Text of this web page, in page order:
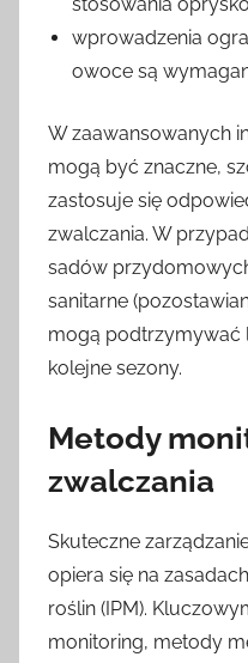
wprowadzenia
owoce są
W zaawansowanych
mogą być znaczne,
zastosuje się
zwalczania. W
sadów
sanitarne
mogą podtrzymywać
kolejne sezony.
Metody
zwalczania
Skuteczne
opiera się na
roślin (IPM).
monitoring, metody